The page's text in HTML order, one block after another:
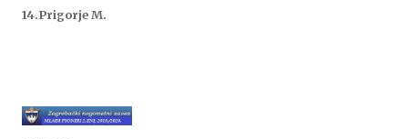
14.Prigorje M.